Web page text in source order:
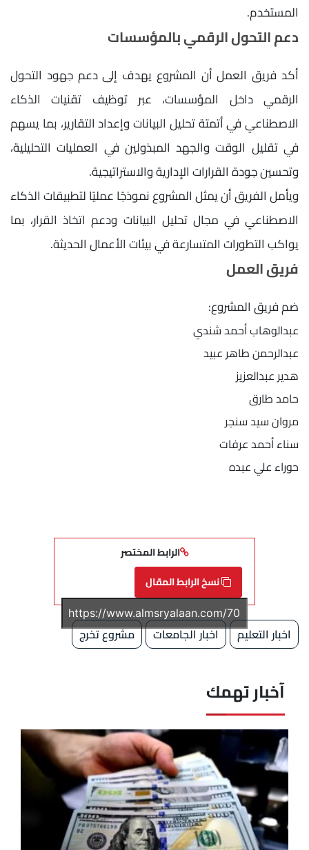
المستخدم.
دعم التحول الرقمي بالمؤسسات
أكد فريق العمل أن المشروع يهدف إلى دعم جهود التحول
الرقمي داخل المؤسسات، عبر توظيف تقنيات الذكاء
الاصطناعي في أتمتة تحليل البيانات وإعداد التقارير، بما يسهم
في تقليل الوقت والجهد المبذولين في العمليات التحليلية،
وتحسين جودة القرارات الإدارية والاستراتيجية.
ويأمل الفريق أن يمثل المشروع نموذجًا عمليًا لتطبيقات الذكاء
الاصطناعي في مجال تحليل البيانات ودعم اتخاذ القرار، بما
يواكب التطورات المتسارعة في بيئات الأعمال الحديثة.
فريق العمل
ضم فريق المشروع:
عبدالوهاب أحمد شندي
عبدالرحمن طاهر عبيد
هدير عبدالعزيز
حامد طارق
مروان سيد سنجر
سناء أحمد عرفات
حوراء علي عبده
الرابط المختصر
نسخ الرابط المقال
اخبار التعليم اخبار الجامعات مشروع تخرج
آخبار تهمك